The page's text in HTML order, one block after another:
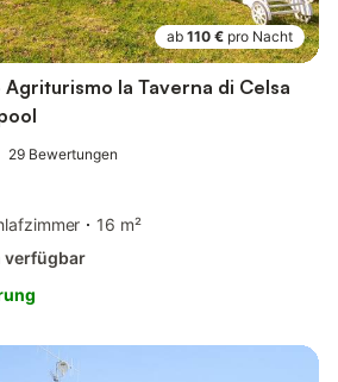
ab 110 € pro Nacht
la Taverna di Celsa
29 Bewertungen
16 m²
verfügbar